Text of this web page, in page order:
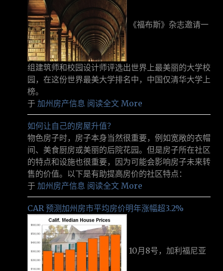
《福布斯》杂志邀请一
组建筑师和校园设计师评选出世界上最美丽的大学校
园，在这份世界最美大学排名中，中国仅清华大学上
榜。
于 加州房产信息 阅读全文 More
如何让自己的房屋升值？
物色房子时，房子本身当然很重要，例如宽敞的衣帽
间、美食厨房或美丽的后院花园。但是房子所在社区
的特点和设施也很重要，因为可能会影响房子未来转
售的价值。以下是有助提高房价的社区特点：
于 加州房产信息 阅读全文 More
CAR 预测加州房市平均房价明年涨幅超3.2%
10月8号，加利福尼亚